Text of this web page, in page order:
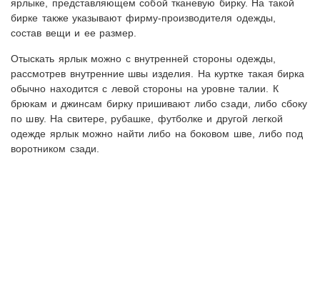
ярлыке, представляющем собой тканевую бирку. На такой
бирке также указывают фирму-производителя одежды,
состав вещи и ее размер.
Отыскать ярлык можно с внутренней стороны одежды,
рассмотрев внутренние швы изделия. На куртке такая бирка
обычно находится с левой стороны на уровне талии. К
брюкам и джинсам бирку пришивают либо сзади, либо сбоку
по шву. На свитере, рубашке, футболке и другой легкой
одежде ярлык можно найти либо на боковом шве, либо под
воротником сзади.